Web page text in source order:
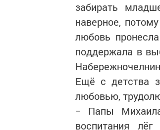
забирать
наверное,
любовь
поддержала в
Ещё с детства
любовью,
− Папы
воспитания